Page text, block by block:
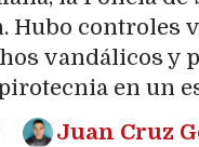
Hubo controles
vandálicos y
en un
Juan Cruz